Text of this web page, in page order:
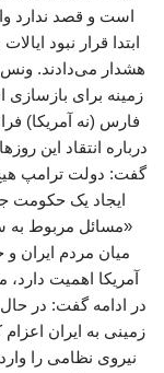
است و قصد ندارد
ابتدا قرار نبود
هشدار می‌دادند.
زمینه برای
فارس (نه آمریکا)
درباره انتقاد این
گفت: دولت ترامپ
ایجاد یک حکومت
«مسائل مربوط به
میان مردم ایران
آمریکا اهمیت
در ادامه گفت: در
زمینی به ایران
نیروی نظامی را